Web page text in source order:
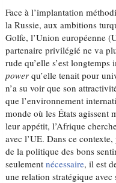
Face à l’implantation
la Russie, aux ambitions
Golfe, l’Union européenne
partenaire privilégié ne va
rude qu’elle s’est
power qu’elle tenait pour
n’a su voir que son
que l’environnement
monde où les États agissent
leur appétit, l’Afrique
avec l’UE. Dans ce
de la politique des bons
seulementnécessaire, il est
une relation stratégique